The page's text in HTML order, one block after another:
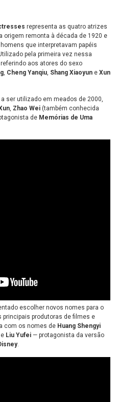
representa as quatro atrizes
origem remonta à década de 1920 e
que interpretavam papéis
pela primeira vez nessa
aos atores do sexo
, Cheng Yanqiu, Shang Xiaoyun e Xun
ser utilizado em meados de 2000,
, Zhao Wei (também conhecida
de Memórias de Uma
escolher novos nomes para o
principais produtoras de filmes e
com os nomes de Huang Shengyi
e Liu Yufei — protagonista da versão
.